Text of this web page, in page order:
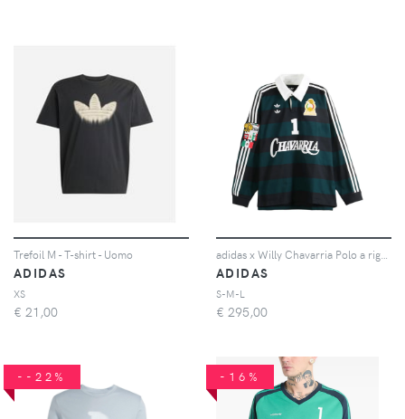
Trefoil M - T-shirt - Uomo
ADIDAS
XS
€ 21,00
ADIDAS
S-M-L
€ 295,00
--22% -16%